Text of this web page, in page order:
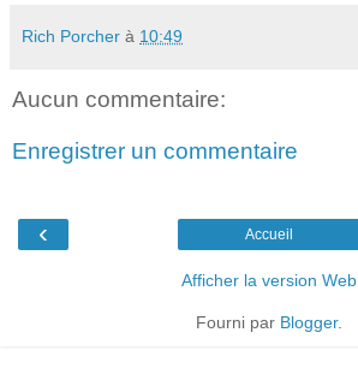
Rich Porcher à 10:49
Aucun commentaire:
Enregistrer un commentaire
‹ Accueil
Afficher la version Web
Fourni par Blogger.